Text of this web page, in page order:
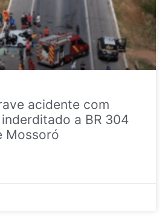
acidente com
a BR 304
Mossoró